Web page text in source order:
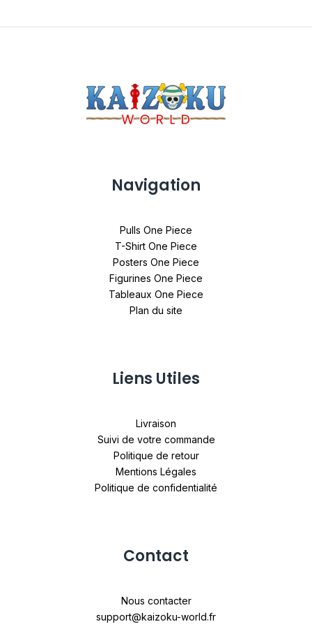
Navigation
Pulls One Piece
T-Shirt One Piece
Posters One Piece
Figurines One Piece
Tableaux One Piece
Plan du site
Liens Utiles
Livraison
Suivi de votre commande
Politique de retour
Mentions Légales
Politique de confidentialité
Contact
Nous contacter
support@kaizoku-world.fr